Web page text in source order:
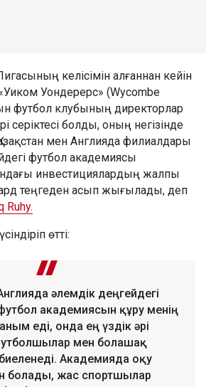
келісімін алғаннан кейін
Уондерерс» (Wycombe
футбол клубының директорлар
серіктесі болды, оның негізінде
мен Англияда филиалдары
футбол академиясы
инвестициялардың жалпы
теңгеден асып жығылады, деп
Ruhy.
өтті:
әлемдік деңгейдегі
академиясын құру менің
еді, онда ең үздік әрі
мен болашақ
Академияда оқу
болады, жас спортшылар